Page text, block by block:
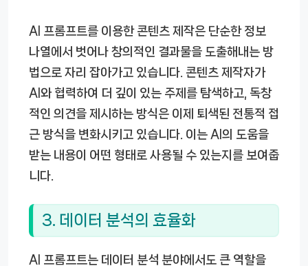
AI 프롬프트를 이용한 콘텐츠 제작은 단순한 정보
나열에서 벗어나 창의적인 결과물을 도출해내는 방
법으로 자리 잡아가고 있습니다. 콘텐츠 제작자가
AI와 협력하여 더 깊이 있는 주제를 탐색하고, 독창
적인 의견을 제시하는 방식은 이제 퇴색된 전통적 접
근 방식을 변화시키고 있습니다. 이는 AI의 도움을
받는 내용이 어떤 형태로 사용될 수 있는지를 보여줍
니다.
3. 데이터 분석의 효율화
AI 프롬프트는 데이터 분석 분야에서도 큰 역할을